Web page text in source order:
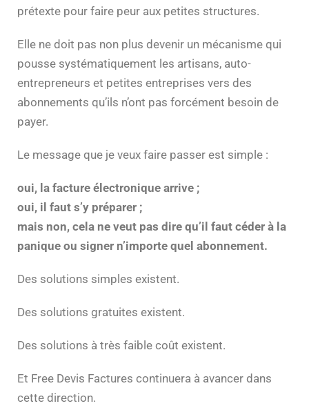
prétexte pour faire peur aux petites structures.
Elle ne doit pas non plus devenir un mécanisme qui
pousse systématiquement les artisans, auto-
entrepreneurs et petites entreprises vers des
abonnements qu’ils n’ont pas forcément besoin de
payer.
Le message que je veux faire passer est simple :
oui, la facture électronique arrive ;
oui, il faut s’y préparer ;
mais non, cela ne veut pas dire qu’il faut céder à la
panique ou signer n’importe quel abonnement.
Des solutions simples existent.
Des solutions gratuites existent.
Des solutions à très faible coût existent.
Et Free Devis Factures continuera à avancer dans
cette direction.